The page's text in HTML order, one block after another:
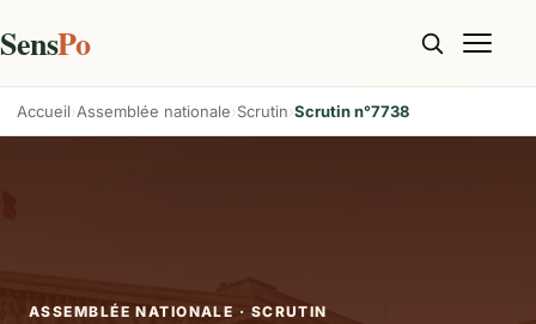
SensPo
Accueil Assemblée nationale Scrutin Scrutin n°7738
ASSEMBLÉE NATIONALE · SCRUTIN